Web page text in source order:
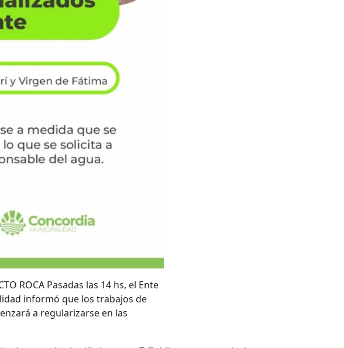
ROCA Pasadas las 14 hs, el Ente
informó que los trabajos de
a regularizarse en las